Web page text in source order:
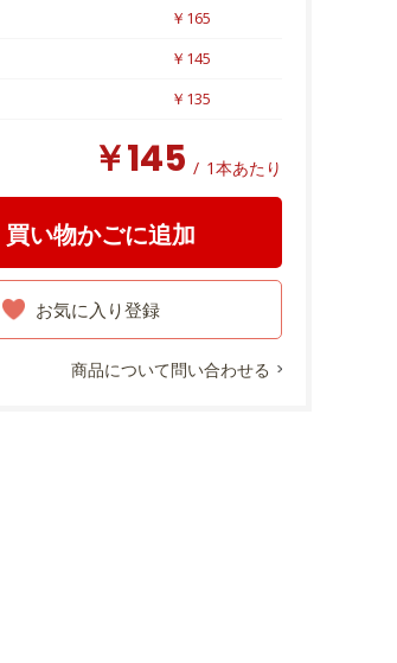
￥165
￥145
￥135
￥145 / 1本あたり
買い物かごに追加
お気に入り登録
商品について問い合わせる